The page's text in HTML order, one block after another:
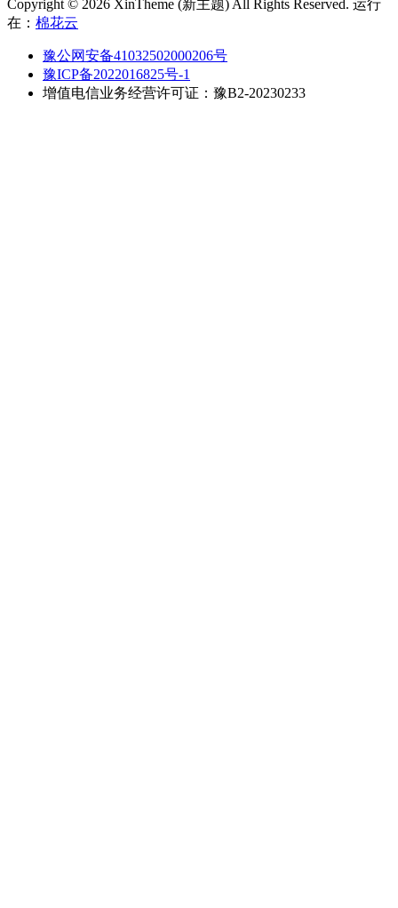
Copyright © 2026 XinTheme (新主题) All Rights Reserved. 运行
在： 棉花云
豫公网安备41032502000206号
豫ICP备2022016825号-1
增值电信业务经营许可证：豫B2-20230233